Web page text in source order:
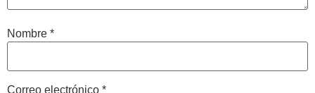
Nombre *
Correo electrónico *